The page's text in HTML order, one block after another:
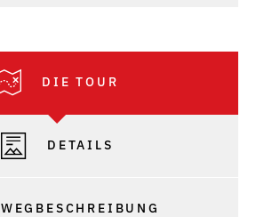
DIE TOUR
DETAILS
WEGBESCHREIBUNG